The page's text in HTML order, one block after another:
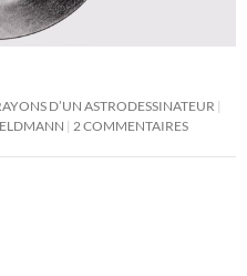
D’UN ASTRODESSINATEUR
2 COMMENTAIRES